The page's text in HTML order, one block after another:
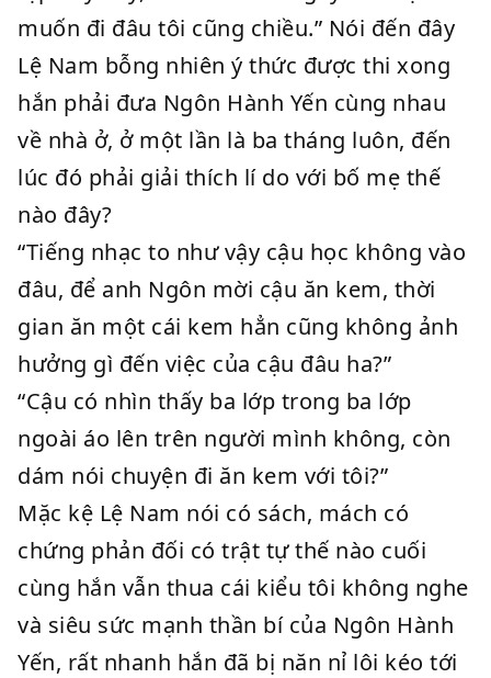
muốn đi đâu tôi cũng chiều.” Nói đến đây
Lệ Nam bỗng nhiên ý thức được thi xong
hắn phải đưa Ngôn Hành Yến cùng nhau
về nhà ở, ở một lần là ba tháng luôn, đến
lúc đó phải giải thích lí do với bố mẹ thế
nào đây?
“Tiếng nhạc to như vậy cậu học không vào
đâu, để anh Ngôn mời cậu ăn kem, thời
gian ăn một cái kem hẳn cũng không ảnh
hưởng gì đến việc của cậu đâu ha?”
“Cậu có nhìn thấy ba lớp trong ba lớp
ngoài áo lên trên người mình không, còn
dám nói chuyện đi ăn kem với tôi?”
Mặc kệ Lệ Nam nói có sách, mách có
chứng phản đối có trật tự thế nào cuối
cùng hắn vẫn thua cái kiểu tôi không nghe
và siêu sức mạnh thần bí của Ngôn Hành
Yến, rất nhanh hắn đã bị năn nỉ lôi kéo tới